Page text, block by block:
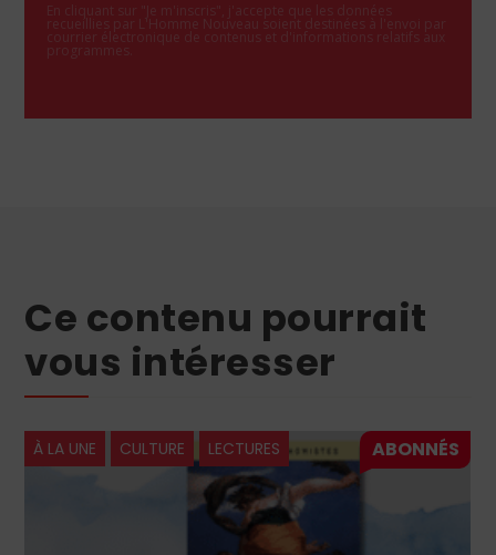
En cliquant sur "Je m'inscris", j'accepte que les données
recueillies par L'Homme Nouveau soient destinées à l'envoi par
courrier électronique de contenus et d'informations relatifs aux
programmes.
Ce contenu pourrait
vous intéresser
À LA UNE CULTURE LECTURES